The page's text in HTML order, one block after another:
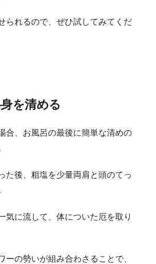
られるので、ぜひ試してみてくだ
を清める
合、お風呂の最後に簡単な清めの
た後、粗塩を少量両肩と頭のてっ
気に流して、体についた厄を取り
ーの勢いが組み合わさることで、